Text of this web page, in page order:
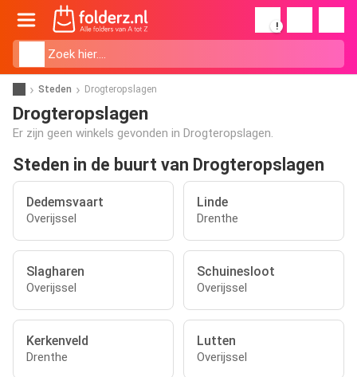
!
Steden Drogteropslagen
Drogteropslagen
Er zijn geen winkels gevonden in Drogteropslagen.
Steden in de buurt van Drogteropslagen
Dedemsvaart
Overijssel
Linde
Drenthe
Slagharen
Overijssel
Schuinesloot
Overijssel
Kerkenveld
Drenthe
Lutten
Overijssel